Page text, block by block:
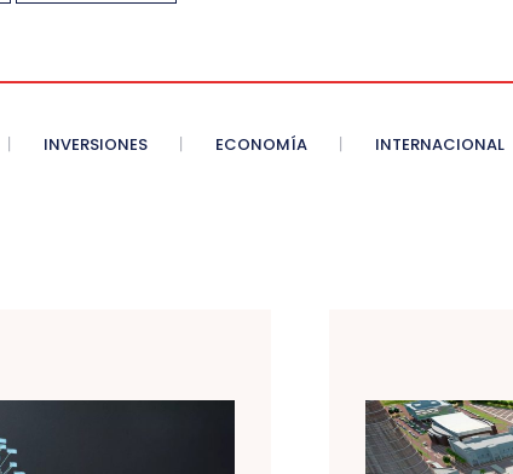
INVERSIONES ECONOMÍA INTERNACIONAL